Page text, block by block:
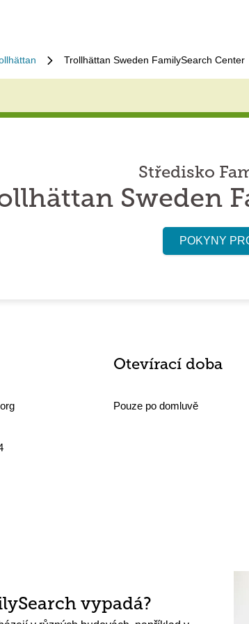
Trollhättan Sweden FamilySearch Center
Středisko
Sweden
POKYNY
Otevírací doba
Pouze po domluvě
vypadá?